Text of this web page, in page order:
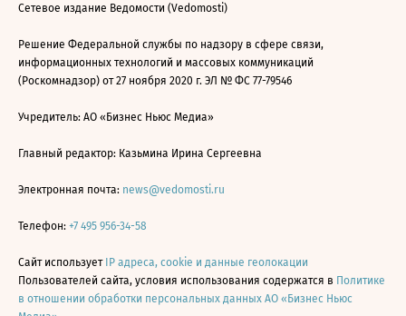
Сетевое издание Ведомости (Vedomosti)
Решение Федеральной службы по надзору в сфере связи,
информационных технологий и массовых коммуникаций
(Роскомнадзор) от 27 ноября 2020 г. ЭЛ № ФС 77-79546
Учредитель: АО «Бизнес Ньюс Медиа»
Главный редактор: Казьмина Ирина Сергеевна
Электронная почта: news@vedomosti.ru
Телефон: +7 495 956-34-58
Сайт использует IP адреса, cookie и данные геолокации
Пользователей сайта, условия использования содержатся в Политике
в отношении обработки персональных данных АО «Бизнес Ньюс